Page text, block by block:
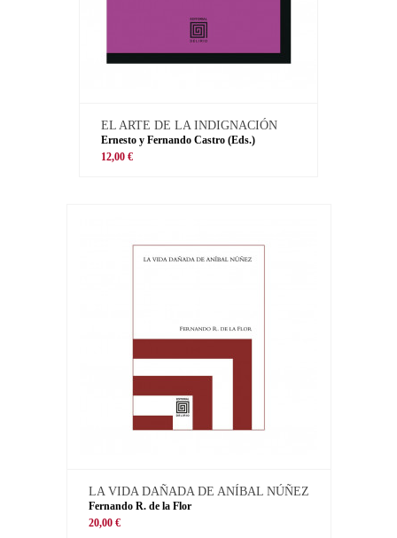
EL ARTE DE LA INDIGNACIÓN
Ernesto y Fernando Castro (Eds.)
12,00 €
LA VIDA DAÑADA DE ANÍBAL NÚÑEZ
Fernando R. de la Flor
20,00 €